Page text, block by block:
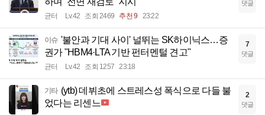
균터 Lv.42 조회 2469 추천 9 23:22
댓글
이슈 '불안과 기대 사이' 널뛰는 SK하이닉스…증
권가 "HBM4·LTA 기반 펀터멘털 견고"
균터 Lv.42 조회 1257 23:18
7
댓글
기타 (ytb) 데뷔초에 스트레스성 폭식으로 다들 불
었다는 리센느
2
댓글